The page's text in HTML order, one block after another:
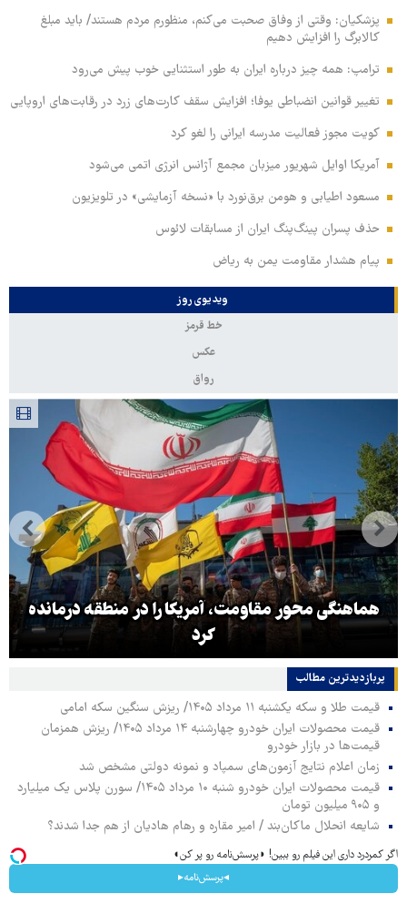
پزشکیان: وقتی از وفاق صحبت می‌کنم، منظورم مردم هستند/ باید مبلغ
کالابرگ را افزایش دهیم
ترامپ: همه چیز درباره ایران به طور استثنایی خوب پیش می‌رود
تغییر قوانین انضباطی یوفا؛ افزایش سقف کارت‌های زرد در رقابت‌های اروپایی
کویت مجوز فعالیت مدرسه ایرانی را لغو کرد
آمریکا اوایل شهریور میزبان مجمع آژانس انرژی اتمی می‌شود
مسعود اطیابی و هومن برق‌نورد با «نسخه آزمایشی» در تلویزیون
حذف پسران پینگ‌پنگ ایران از مسابقات لائوس
پیام هشدار مقاومت یمن به ریاض
ویدیوی روز
خط قرمز
عکس
رواق
هماهنگی محور مقاومت، آمریکا را در منطقه درمانده
کرد
پربازدیدترین‌ مطالب
قیمت طلا و سکه یکشنبه ۱۱ مرداد ۱۴۰۵/ ریزش سنگین سکه امامی
قیمت محصولات ایران خودرو چهارشنبه ۱۴ مرداد ۱۴۰۵/ ریزش همزمان
قیمت‌ها در بازار خودرو
زمان اعلام نتایج آزمون‌های سمپاد و نمونه دولتی مشخص شد
قیمت محصولات ایران خودرو شنبه ۱۰ مرداد ۱۴۰۵/ سورن پلاس یک میلیارد
و ۹۰۵ میلیون تومان
شایعه انحلال ماکان‌بند / امیر مقاره و رهام هادیان از هم جدا شدند؟
اگر کمردرد داری این فیلم رو ببین! ◗پرسش‌نامه رو پر کن◖
◂پرسش‌نامه▸